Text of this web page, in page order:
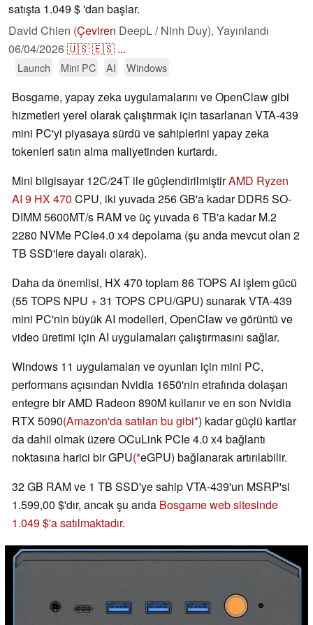
satışta 1.049 $ 'dan başlar.
David Chien (Çeviren DeepL / Ninh Duy), Yayınlandı
06/04/2026🇺🇸🇪🇸 ...
Launch Mini PC AI Windows
Bosgame, yapay zeka uygulamalarını ve OpenClaw gibi
hizmetleri yerel olarak çalıştırmak için tasarlanan VTA-439
mini PC'yi piyasaya sürdü ve sahiplerini yapay zeka
tokenleri satın alma maliyetinden kurtardı.
Mini bilgisayar 12C/24T ile güçlendirilmiştirAMD Ryzen
AI 9 HX 470 CPU, iki yuvada 256 GB'a kadar DDR5 SO-
DIMM 5600MT/s RAM ve üç yuvada 6 TB'a kadar M.2
2280 NVMe PCIe4.0 x4 depolama (şu anda mevcut olan 2
TB SSD'lere dayalı olarak).
Daha da önemlisi, HX 470 toplam 86 TOPS AI işlem gücü
(55 TOPS NPU + 31 TOPS CPU/GPU) sunarak VTA-439
mini PC'nin büyük AI modelleri, OpenClaw ve görüntü ve
video üretimi için AI uygulamaları çalıştırmasını sağlar.
Windows 11 uygulamaları ve oyunları için mini PC,
performans açısından Nvidia 1650'nin etrafında dolaşan
entegre bir AMD Radeon 890M kullanır ve en son Nvidia
RTX 5090(Amazon'da satılan bu gibi ) kadar güçlü kartlar
da dahil olmak üzere OCuLink PCIe 4.0 x4 bağlantı
noktasına harici bir GPU( eGPU) bağlanarak artırılabilir.
32 GB RAM ve 1 TB SSD'ye sahip VTA-439'un MSRP'si
1.599,00 $'dır, ancak şu anda Bosgame web sitesinde
1.049 $'a satılmaktadır.